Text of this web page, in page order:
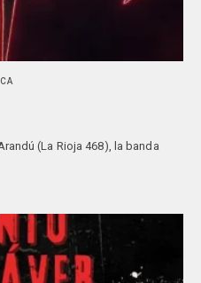
(La Rioja 468), la banda